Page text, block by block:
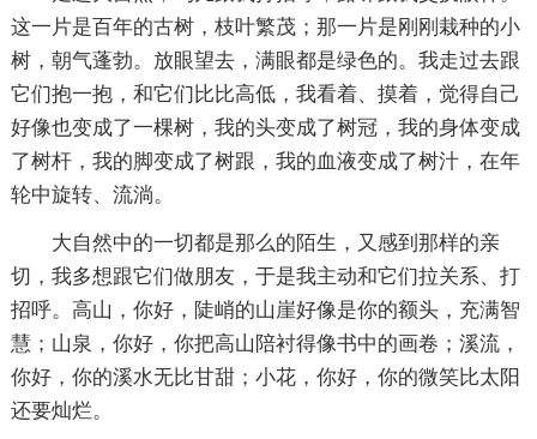
这一片是百年的古树，枝叶繁茂；那一片是刚刚栽种的小
树，朝气蓬勃。放眼望去，满眼都是绿色的。我走过去跟
它们抱一抱，和它们比比高低，我看着、摸着，觉得自己
好像也变成了一棵树，我的头变成了树冠，我的身体变成
了树杆，我的脚变成了树跟，我的血液变成了树汁，在年
轮中旋转、流淌。
大自然中的一切都是那么的陌生，又感到那样的亲
切，我多想跟它们做朋友，于是我主动和它们拉关系、打
招呼。高山，你好，陡峭的山崖好像是你的额头，充满智
慧；山泉，你好，你把高山陪衬得像书中的画卷；溪流，
你好，你的溪水无比甘甜；小花，你好，你的微笑比太阳
还要灿烂。